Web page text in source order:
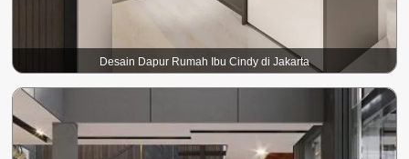
Desain Dapur Rumah Ibu Cindy di Jakarta